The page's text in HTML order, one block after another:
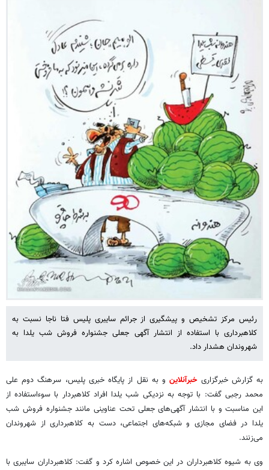
رئیس مرکز تشخیص ‌و پیشگیری از جرائم سایبری پلیس فتا ناجا نسبت به
کلاهبرداری با استفاده از انتشار آگهی جعلی جشنواره فروش شب یلدا به
شهروندان هشدار داد.
به گزارش خبرگزاریخبرآنلاینو به نقل از پایگاه خبری پلیس، سرهنگ دوم علی‌
محمد رجبی گفت: با توجه به نزدیکی شب یلدا افراد کلاهبردار با سوءاستفاده از
این مناسبت و با انتشار آگهی‌های جعلی تحت عناوینی مانند جشنواره‌ فروش شب
یلدا در فضای مجازی و شبکه‌های اجتماعی، دست به کلاهبرداری از شهروندان
می‌زنند.
وی به شیوه کلاهبرداران در این خصوص اشاره کرد و گفت: کلاهبرداران سایبری با